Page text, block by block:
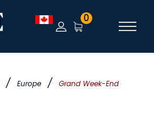
/ Europe /
Grand Week-End
0